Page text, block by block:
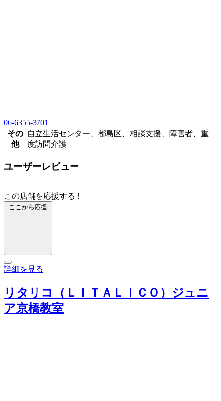
06-6355-3701
その
他
自立生活センター、都島区、相談支援、障害者、重
度訪問介護
ユーザーレビュー
この店舗を応援する！
ここから応援
詳細を見る
リタリコ（ＬＩＴＡＬＩＣＯ）ジュニ
ア京橋教室